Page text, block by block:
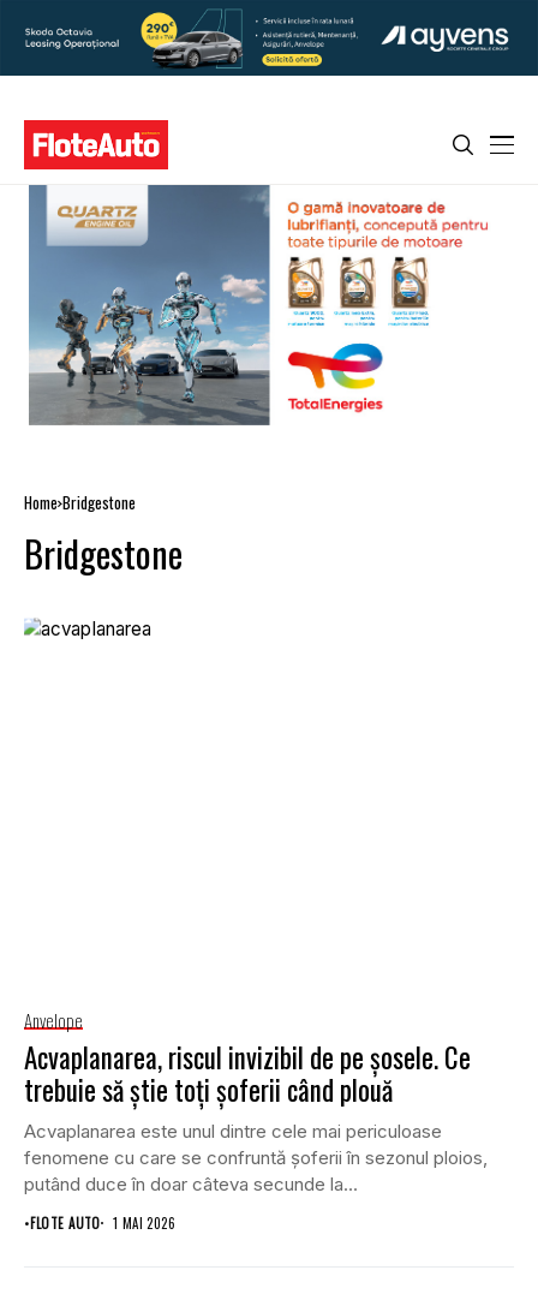
Home Bridgestone
Bridgestone
Anvelope
Acvaplanarea, riscul invizibil de pe șosele. Ce
trebuie să știe toți șoferii când plouă
Acvaplanarea este unul dintre cele mai periculoase
fenomene cu care se confruntă șoferii în sezonul ploios,
putând duce în doar câteva secunde la...
•FLOTE AUTO 1 MAI 2026